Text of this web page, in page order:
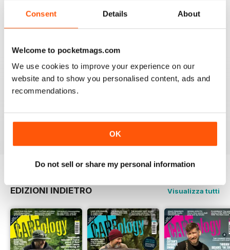
Consent Details About
Welcome to pocketmags.com
We use cookies to improve your experience on our
website and to show you personalised content, ads and
recommendations.
OK
Do not sell or share my personal information
Lots of new ideas
WORLD LEADING
Recensito 10 luglio 2019
EDIZIONI INDIETRO Visualizza tutti